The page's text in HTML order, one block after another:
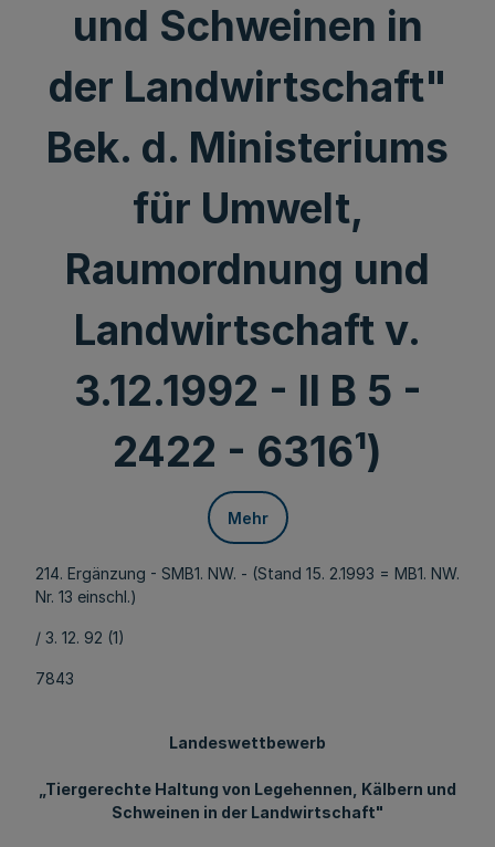
und Schweinen in
der Landwirtschaft"
Bek. d. Ministeriums
für Umwelt,
Raumordnung und
Landwirtschaft v.
3.12.1992 - II B 5 -
2422 - 6316¹)
Mehr
214. Ergänzung - SMB1. NW. - (Stand 15. 2.1993 = MB1. NW.
Nr. 13 einschl.)
/ 3. 12. 92 (1)
7843
Landeswettbewerb
„Tiergerechte Haltung von Legehennen, Kälbern und
Schweinen in der Landwirtschaft"